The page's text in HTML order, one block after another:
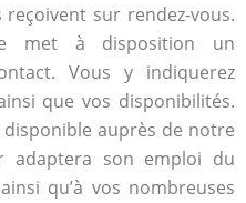
sur rendez-vous.
met à disposition un
Vous y indiquerez
que vos disponibilités.
auprès de notre
adaptera son emploi du
qu’à vos nombreuses